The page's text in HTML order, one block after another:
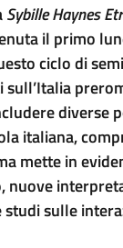
Sybille Haynes
il primo
ciclo di
diverse
italiana,
mette in
nuove
sulle